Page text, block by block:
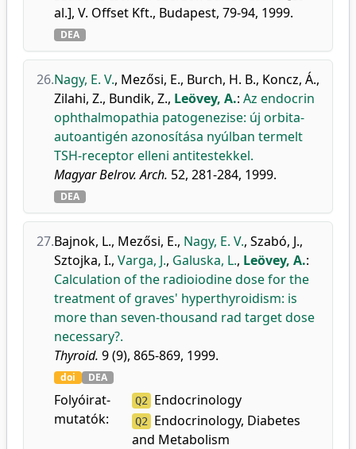
al.], V. Offset Kft., Budapest, 79-94, 1999.
DEA
26.Nagy, E. V., Mezősi, E., Burch, H. B., Koncz, Á.,
Zilahi, Z., Bundik, Z., Leövey, A.: Az endocrin
ophthalmopathia patogenezise: új orbita-
autoantigén azonosítása nyúlban termelt
TSH-receptor elleni antitestekkel.
Magyar Belrov. Arch. 52, 281-284, 1999.
DEA
27.Bajnok, L., Mezősi, E., Nagy, E. V., Szabó, J.,
Sztojka, I., Varga, J., Galuska, L., Leövey, A.:
Calculation of the radioiodine dose for the
treatment of graves' hyperthyroidism: is
more than seven-thousand rad target dose
necessary?.
Thyroid. 9 (9), 865-869, 1999.
doi DEA
Folyóirat-
mutatók:
Q2 Endocrinology
Q2 Endocrinology, Diabetes
and Metabolism